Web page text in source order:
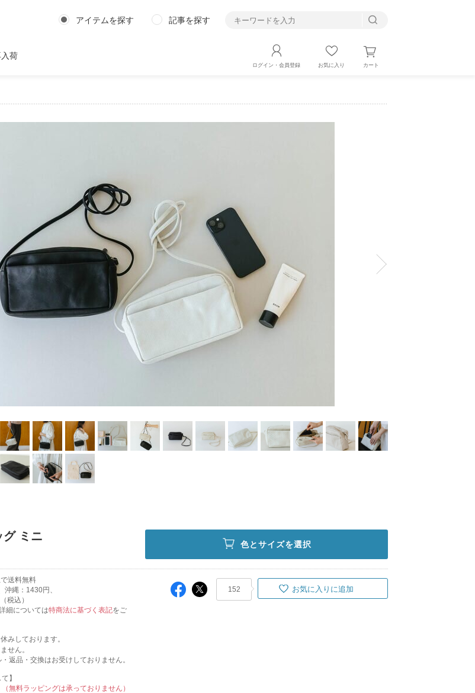
アイテムを探す 記事を探す
荷
ログイン・会員登録 お気に入り カート
グ ミニ
色とサイズを選択
送料無料
縄：1430円、
込）
細については特商法に基づく表記をご
みしております。
せん。
返品・交換はお受けしておりません。
】
無料ラッピングは承っておりません）
152 お気に入りに追加